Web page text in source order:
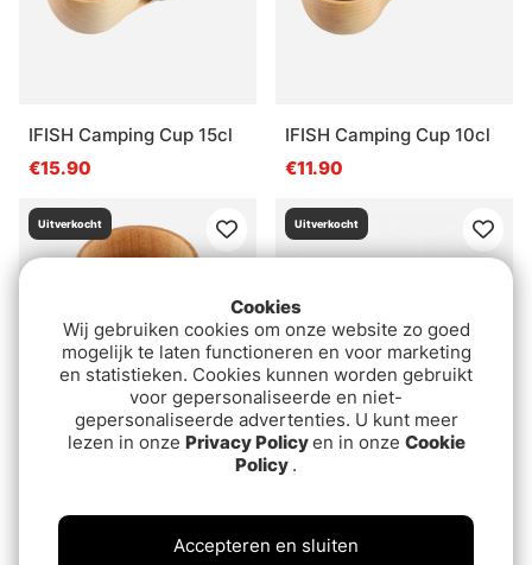
IFISH Camping Cup 15cl
€15.90
IFISH Camping Cup 10cl
€11.90
Uitverkocht Uitverkocht
Hällmark Wooden Cup
Cookies
Wij gebruiken cookies om onze website zo goed
mogelijk te laten functioneren en voor marketing
en statistieken. Cookies kunnen worden gebruikt
voor gepersonaliseerde en niet-
gepersonaliseerde advertenties. U kunt meer
lezen in onze Privacy Policyen in onze Cookie
Policy .
Accepteren en sluiten